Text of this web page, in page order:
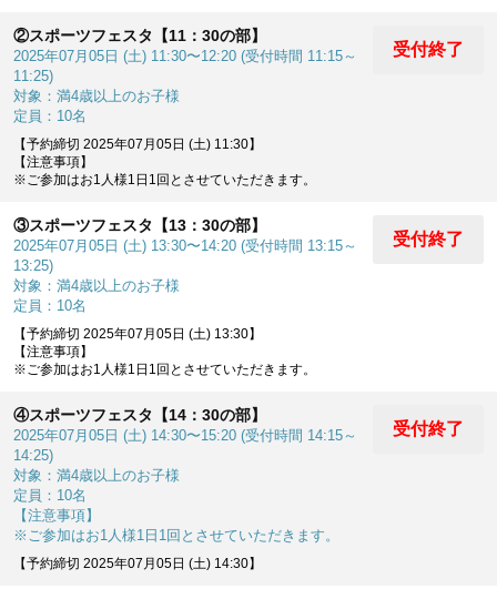
②スポーツフェスタ【11：30の部】
2025年07月05日 (土) 11:30〜12:20 (受付時間 11:15～
11:25)
対象：満4歳以上のお子様
定員：10名
受付終了
【予約締切 2025年07月05日 (土) 11:30】
【注意事項】
※ご参加はお1人様1日1回とさせていただきます。
③スポーツフェスタ【13：30の部】
2025年07月05日 (土) 13:30〜14:20 (受付時間 13:15～
13:25)
対象：満4歳以上のお子様
定員：10名
受付終了
【予約締切 2025年07月05日 (土) 13:30】
【注意事項】
※ご参加はお1人様1日1回とさせていただきます。
④スポーツフェスタ【14：30の部】
2025年07月05日 (土) 14:30〜15:20 (受付時間 14:15～
14:25)
対象：満4歳以上のお子様
定員：10名
【注意事項】
※ご参加はお1人様1日1回とさせていただきます。
受付終了
【予約締切 2025年07月05日 (土) 14:30】